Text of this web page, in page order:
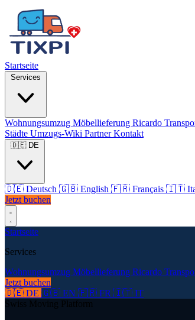
Startseite
Wohnungsumzug Möbellieferung Ricardo
Städte Umzugs-Wiki PartnerKontakt
🇩🇪 Deutsch 🇬🇧 English 🇫🇷 Français 🇮🇹
Jetzt buchen
Startseite
Services
Wohnungsumzug Möbellieferung Ricardo
Jetzt buchen
🇩🇪 DE 🇬🇧 EN 🇫🇷 FR 🇮🇹 IT
Swiss Moving Platform